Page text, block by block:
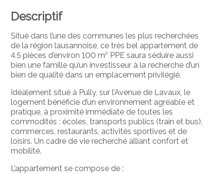
Descriptif
Situé dans l’une des communes les plus recherchées
de la région lausannoise, ce très bel appartement de
4.5 pièces d’environ 100 m² PPE saura séduire aussi
bien une famille qu’un investisseur à la recherche d’un
bien de qualité dans un emplacement privilégié.
Idéalement situé à Pully, sur l’Avenue de Lavaux, le
logement bénéficie d’un environnement agréable et
pratique, à proximité immédiate de toutes les
commodités : écoles, transports publics (train et bus),
commerces, restaurants, activités sportives et de
loisirs. Un cadre de vie recherché alliant confort et
mobilité.
L’appartement se compose de :